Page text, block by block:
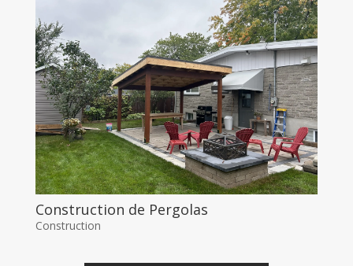
Construction de Pergolas
Construction